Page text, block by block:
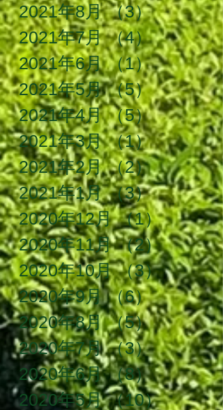
2021年8月 （3）3件の記事
2021年7月 （4）4件の記事
2021年6月 （1）1件の記事
2021年5月 （5）5件の記事
2021年4月 （5）5件の記事
2021年3月 （1）1件の記事
2021年2月 （2）2件の記事
2021年1月 （3）3件の記事
2020年12月 （1）1件の記
2020年11月 （2）2件の記
2020年10月 （3）3件の記
2020年9月 （6）6件の記事
2020年8月 （5）5件の記事
2020年7月 （3）3件の記事
2020年6月 （8）8件の記事
2020年5月 （10）10件の